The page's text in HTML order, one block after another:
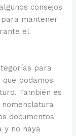
consejos
mantener
el
para
podamos
También es
documentos
y no haya